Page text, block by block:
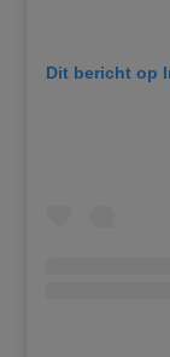
Dit bericht op